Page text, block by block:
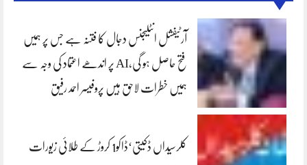
آرٹیفشل انٹلیجنس دجال کا فتنہ ہے جس پر ہمیں
فتح حاصل ہو گی،AI پر اندھے اعتماد کی وجہ سے
ہمیں خطرات لاحق ہیں پروفیسر احمد رفیق
کلرسیداں ڈکیتی‘ڈاکو1 کروڑ کے طلائی زیورات